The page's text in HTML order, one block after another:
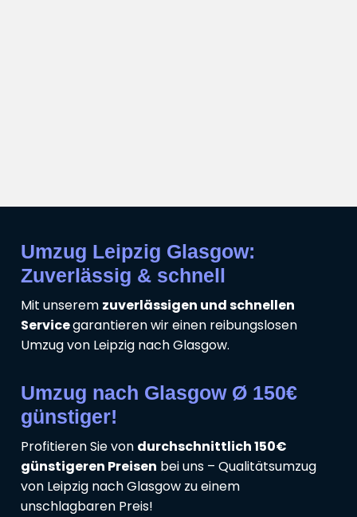
Umzug Leipzig Glasgow:
Zuverlässig & schnell
Mit unserem zuverlässigen und schnellen
Servicegarantieren wir einen reibungslosen
Umzug von Leipzig nach Glasgow.
Umzug nach Glasgow Ø 150€
günstiger!
Profitieren Sie von durchschnittlich 150€
günstigeren Preisen bei uns – Qualitätsumzug
von Leipzig nach Glasgow zu einem
unschlagbaren Preis!